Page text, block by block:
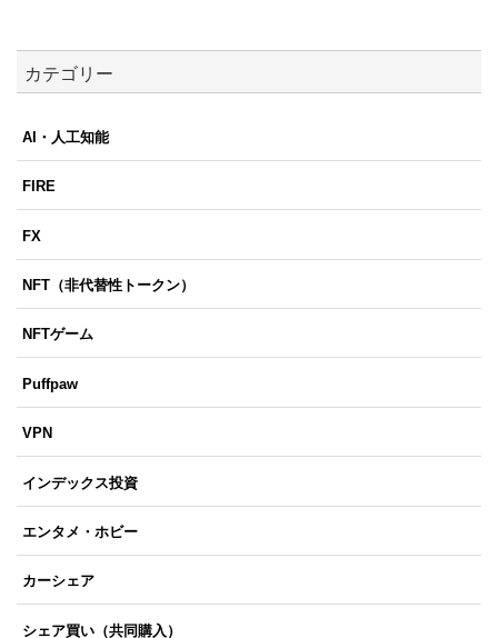
カテゴリー
AI・人工知能
FIRE
FX
NFT（非代替性トークン）
NFTゲーム
Puffpaw
VPN
インデックス投資
エンタメ・ホビー
カーシェア
シェア買い（共同購入）